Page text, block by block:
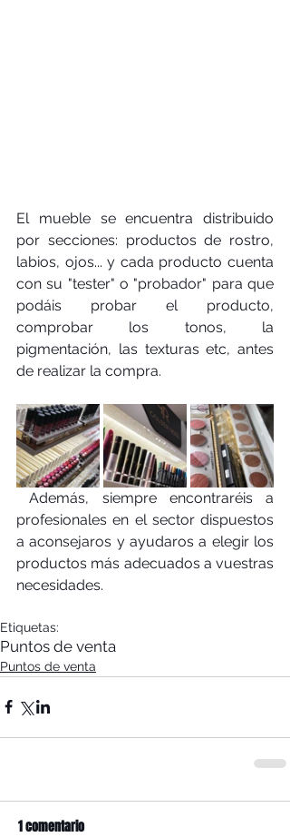
El mueble se encuentra distribuido
por secciones: productos de rostro,
labios, ojos... y cada producto cuenta
con su "tester" o "probador" para que
podáis probar el producto,
comprobar los tonos, la
pigmentación, las texturas etc, antes
de realizar la compra.
Además, siempre encontraréis a
profesionales en el sector dispuestos
a aconsejaros y ayudaros a elegir los
productos más adecuados a vuestras
necesidades.
Etiquetas:
Puntos de venta
Puntos de venta
1 comentario